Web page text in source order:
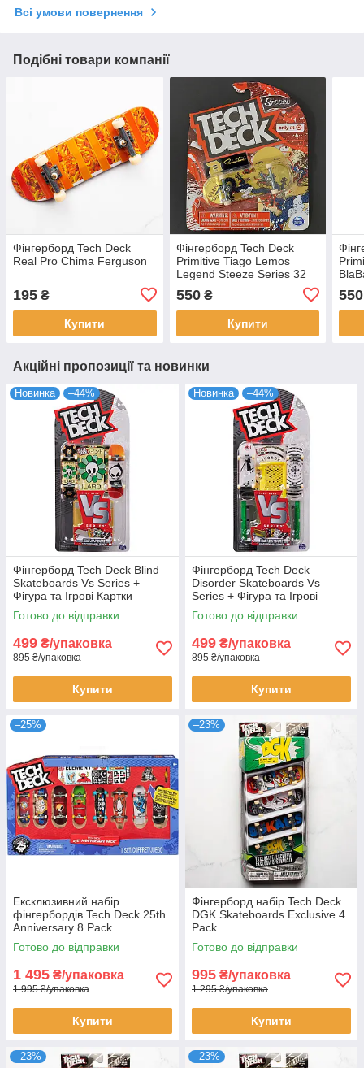
Всі умови повернення
Подібні товари компанії
Фінгерборд Tech Deck
Real Pro Chima Ferguson
195 ₴
Купити
Фінгерборд Tech Deck
Primitive Tiago Lemos
Legend Steeze Series 32
550₴
Купити
550
Акційні пропозиції та новинки
Новинка –44%
Фінгерборд Tech Deck Blind
Skateboards Vs Series +
Фігура та Ігрові Картки
(уцінка, пошкоджена
упаковка)
Готово до відправки
499 ₴/упаковка
895 ₴/упаковка
Купити
Новинка –44%
Фінгерборд Tech Deck
Disorder Skateboards Vs
Series + Фігура та Ігрові
Картки (уцінка, пошкоджена
упаковка)
Готово до відправки
499 ₴/упаковка
895 ₴/упаковка
Купити
–25%
Ексклюзивний набір
фінгербордів Tech Deck 25th
Anniversary 8 Pack
Готово до відправки
1 495 ₴/упаковка
1 995 ₴/упаковка
Купити
–23%
Фінгерборд набір Tech Deck
DGK Skateboards Exclusive 4
Pack
Готово до відправки
995 ₴/упаковка
1 295 ₴/упаковка
Купити
–23% –23%